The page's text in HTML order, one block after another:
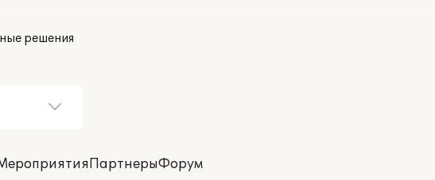
решения
ПартнерыФорум